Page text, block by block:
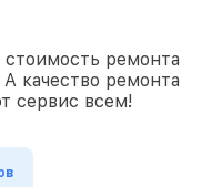
ремонта
качество ремонта
сервис всем!